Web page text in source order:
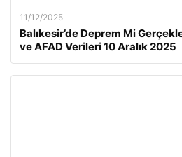
11/12/2025
Balıkesir’de Deprem Mi
ve AFAD Verileri 10 Aralık 2025